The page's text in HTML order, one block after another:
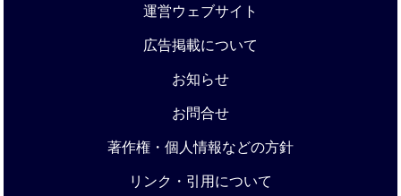
運営ウェブサイト
広告掲載について
お知らせ
お問合せ
著作権・個人情報などの方針
リンク・引用について